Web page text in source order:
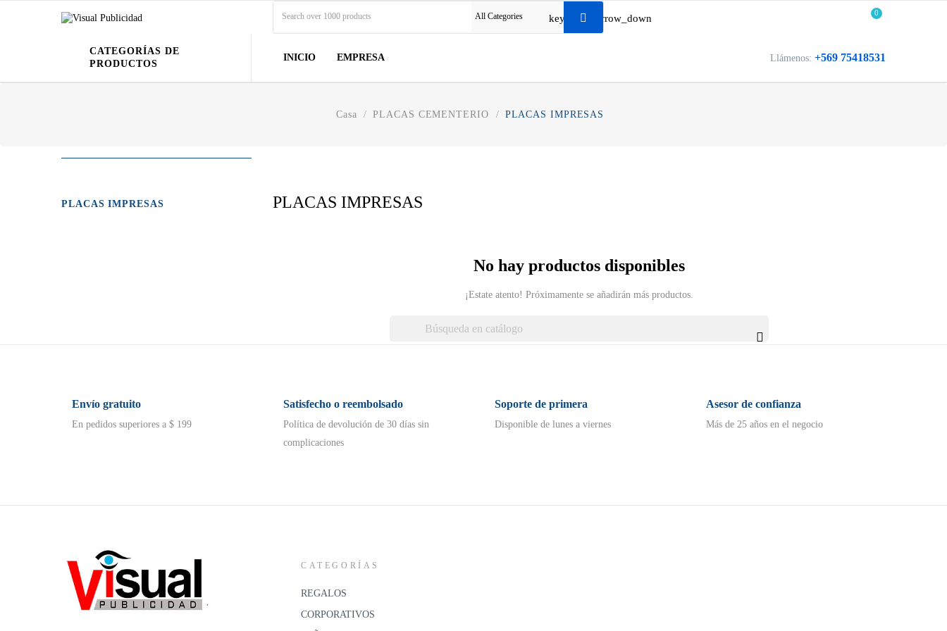
All Categories keyboard_arrow_down 0
CATEGORÍAS DE
PRODUCTOS
INICIO EMPRESA Llámenos: +569 75418531
Casa PLACAS CEMENTERIO PLACAS IMPRESAS
PLACAS IMPRESAS PLACAS IMPRESAS
No hay productos disponibles
¡Estate atento! Próximamente se añadirán más productos.

Envío gratuito
En pedidos superiores a $ 199
Satisfecho o reembolsado
Política de devolución de 30 días sin
complicaciones
Soporte de primera
Disponible de lunes a viernes
Asesor de confianza
Más de 25 años en el negocio
CATEGORÍAS
REGALOS
CORPORATIVOS